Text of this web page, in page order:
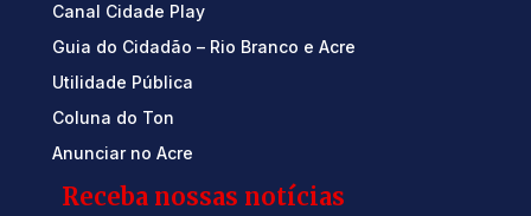
Canal Cidade Play
Guia do Cidadão – Rio Branco e Acre
Utilidade Pública
Coluna do Ton
Anunciar no Acre
Receba nossas notícias